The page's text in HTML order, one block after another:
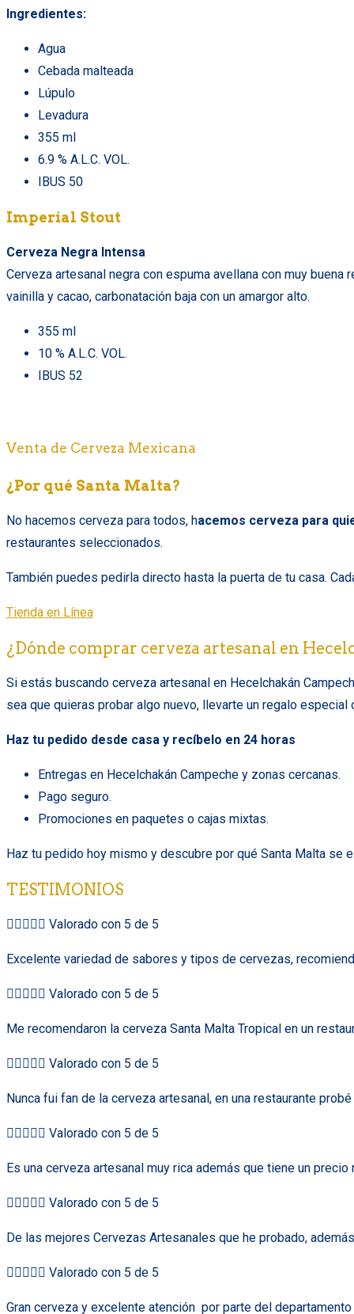
Ingredientes:
Agua
Cebada malteada
Lúpulo
Levadura
355 ml
6.9 % A.L.C. VOL.
IBUS 50
Imperial Stout
Cerveza Negra Intensa
Cerveza artesanal negra con espuma avellana con muy
vainilla y cacao, carbonatación baja con un amargor alto.
355 ml
10 % A.L.C. VOL.
IBUS 52
Venta de Cerveza Mexicana
¿Por qué Santa Malta?
No hacemos cerveza para todos, hacemos cerveza para
restaurantes seleccionados.
También puedes pedirla directo hasta la puerta de tu casa.
Tienda en Línea
¿Dónde comprar cerveza artesanal en
Si estás buscando cerveza artesanal en Hecelchakán
sea que quieras probar algo nuevo, llevarte un regalo
Haz tu pedido desde casa y recíbelo en 24 horas
Entregas en Hecelchakán Campeche y zonas cercanas.
Pago seguro.
Promociones en paquetes o cajas mixtas.
Haz tu pedido hoy mismo y descubre por qué Santa Malta
TESTIMONIOS
     Valorado con 5 de 5
Excelente variedad de sabores y tipos de cervezas,
     Valorado con 5 de 5
Me recomendaron la cerveza Santa Malta Tropical en un
     Valorado con 5 de 5
Nunca fui fan de la cerveza artesanal, en una restaurante
     Valorado con 5 de 5
Es una cerveza artesanal muy rica además que tiene un
     Valorado con 5 de 5
De las mejores Cervezas Artesanales que he probado,
     Valorado con 5 de 5
Gran cerveza y excelente atención por parte del